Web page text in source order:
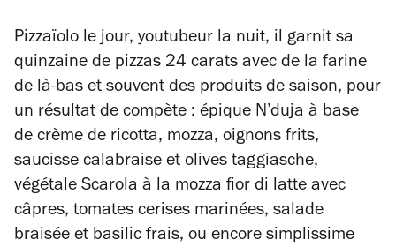
Pizzaïolo le jour, youtubeur la nuit, il garnit sa
quinzaine de pizzas 24 carats avec de la farine
de là-bas et souvent des produits de saison, pour
un résultat de compète : épique N’duja à base
de crème de ricotta, mozza, oignons frits,
saucisse calabraise et olives taggiasche,
végétale Scarola à la mozza fior di latte avec
câpres, tomates cerises marinées, salade
braisée et basilic frais, ou encore simplissime